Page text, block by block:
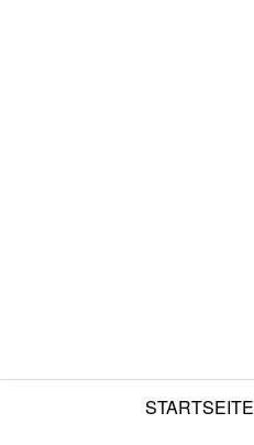
Mamili1910
STARTSEITE